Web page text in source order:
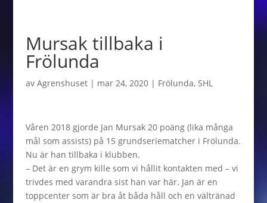
Mursak tillbaka i
Frölunda
av Agrenshuset| mar 24, 2020| Frölunda, SHL
Våren 2018 gjorde Jan Mursak 20 poäng (lika många
mål som assists) på 15 grundseriematcher i Frölunda.
Nu är han tillbaka i klubben.
– Det är en grym kille som vi hållit kontakten med – vi
trivdes med varandra sist han var här. Jan är en
toppcenter som är bra åt båda håll och en vältränad